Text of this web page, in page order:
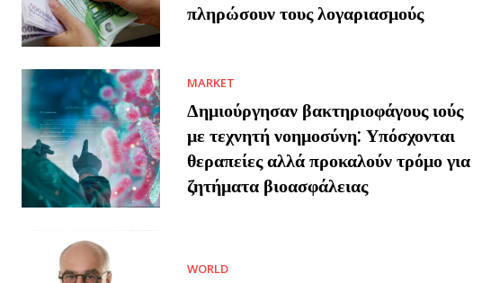
πληρώσουν τους λογαριασμούς
MARKET
Δημιούργησαν βακτηριοφάγους ιούς
με τεχνητή νοημοσύνη: Υπόσχονται
θεραπείες αλλά προκαλούν τρόμο για
ζητήματα βιοασφάλειας
WORLD